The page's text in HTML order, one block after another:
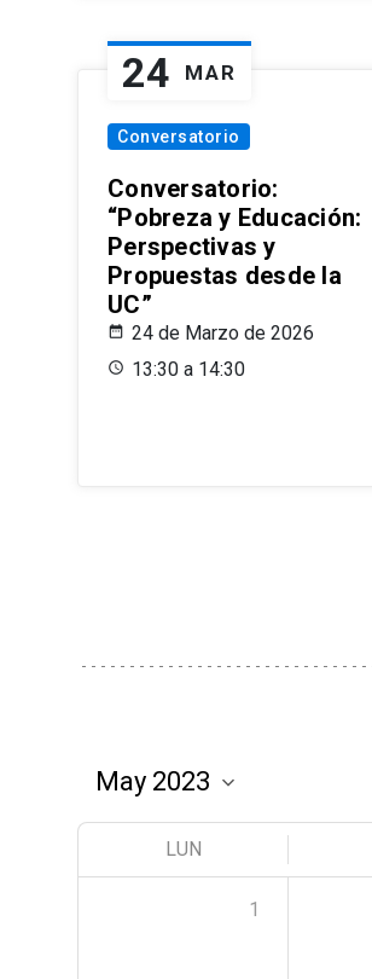
24 MAR
Conversatorio
Conversatorio:
“Pobreza y Educación:
Perspectivas y
Propuestas desde la
UC”
24 de Marzo de 2026
13:30 a 14:30
LUN
1